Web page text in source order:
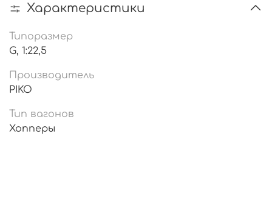
Характеристики
Типоразмер
G, 1:22,5
Производитель
PIKO
Тип вагонов
Хопперы